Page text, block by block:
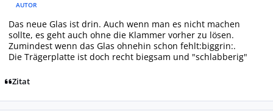
AUTOR
Das neue Glas ist drin. Auch wenn man es nicht machen
sollte, es geht auch ohne die Klammer vorher zu lösen.
Zumindest wenn das Glas ohnehin schon fehlt:biggrin:.
Die Trägerplatte ist doch recht biegsam und "schlabberig"
Zitat